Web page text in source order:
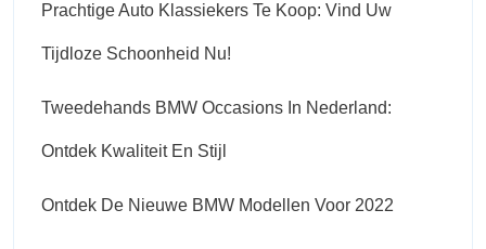
Prachtige Auto Klassiekers Te Koop: Vind Uw
Tijdloze Schoonheid Nu!
Tweedehands BMW Occasions In Nederland:
Ontdek Kwaliteit En Stijl
Ontdek De Nieuwe BMW Modellen Voor 2022